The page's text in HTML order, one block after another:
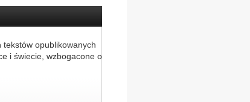
opublikowanych
i świecie, wzbogacone o